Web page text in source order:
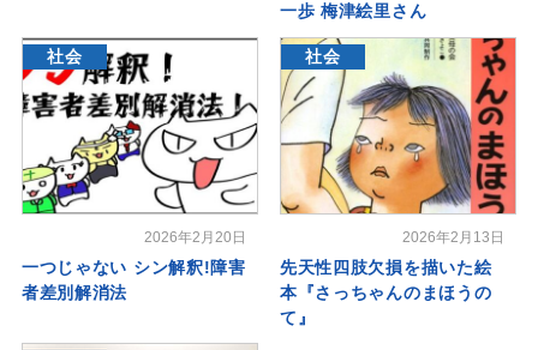
一歩 梅津絵里さん
社会
2026年2月20日
一つじゃない シン解釈!障害
者差別解消法
社会
2026年2月13日
先天性四肢欠損を描いた絵
本『さっちゃんのまほうの
て』